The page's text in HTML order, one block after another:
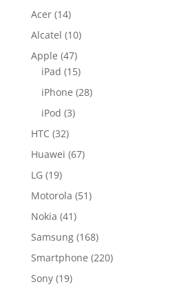
Acer (14)
Alcatel (10)
Apple (47)
iPad (15)
iPhone (28)
iPod (3)
HTC (32)
Huawei (67)
LG (19)
Motorola (51)
Nokia (41)
Samsung (168)
Smartphone (220)
Sony (19)